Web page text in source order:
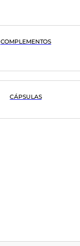
COMPLEMENTOS
CÁPSULAS